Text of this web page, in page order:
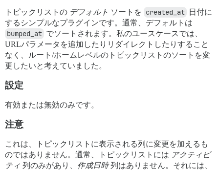
トピックリストの デフォルト ソートを created_at
日付に
するシンプルなプラグインです。通常、デフォルトは
bumped_at でソートされます。私のユースケースでは、
URLパラメータを追加したりリダイレクトしたりすること
なく、ルート/ホームレベルのトピックリストのソートを変
更したいと考えていました。
設定
有効または無効のみです。
注意
これは、トピックリストに表示される列に変更を加えるも
のではありません。通常、トピックリストには アクティビ
ティ 列のみがあり、 作成日時列はありません。それには、